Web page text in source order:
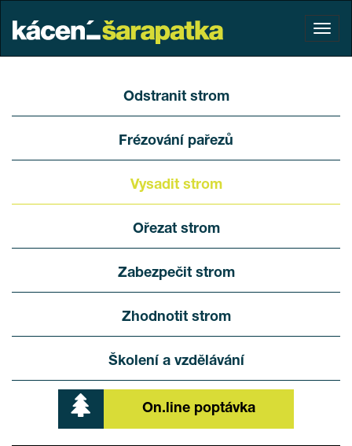
Odstranit strom
Frézování pařezů
Vysadit strom
Ořezat strom
Zabezpečit strom
Zhodnotit strom
Školení a vzdělávání
On.line poptávka